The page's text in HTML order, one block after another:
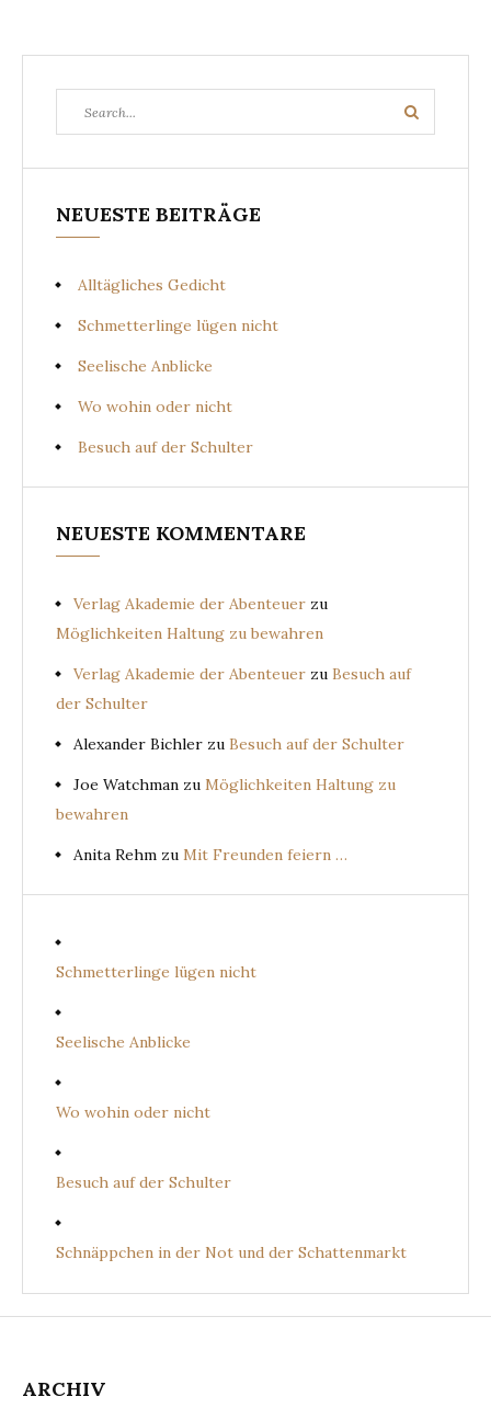
for:
Search
NEUESTE BEITRÄGE
Alltägliches Gedicht
Schmetterlinge lügen nicht
Seelische Anblicke
Wo wohin oder nicht
Besuch auf der Schulter
NEUESTE KOMMENTARE
Verlag Akademie der Abenteuer zu
Möglichkeiten Haltung zu bewahren
Verlag Akademie der Abenteuer zu Besuch auf
der Schulter
Alexander Bichler zu Besuch auf der Schulter
Joe Watchman zu Möglichkeiten Haltung zu
bewahren
Anita Rehm zu Mit Freunden feiern …
Schmetterlinge lügen nicht
Seelische Anblicke
Wo wohin oder nicht
Besuch auf der Schulter
Schnäppchen in der Not und der Schattenmarkt
ARCHIV